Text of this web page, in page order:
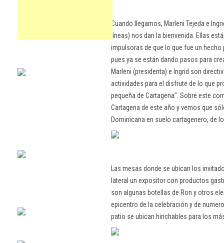
Cuando llegamos, Marleni Tejeda e
líneas) nos dan la bienvenida. Ellas
impulsoras de que lo que fue un
pues ya se están dando pasos para
Marleni (presidenta) e Ingrid son
actividades para el disfrute de lo que
pequeña de Cartagena". Sobre este
Cartagena de este año y vemos que
Dominicana en suelo cartagenero, de
Las mesas donde se ubican los
lateral un expositor con productos
son algunas botellas de Ron y otros
epicentro de la celebración y de
patio se ubican hinchables para los